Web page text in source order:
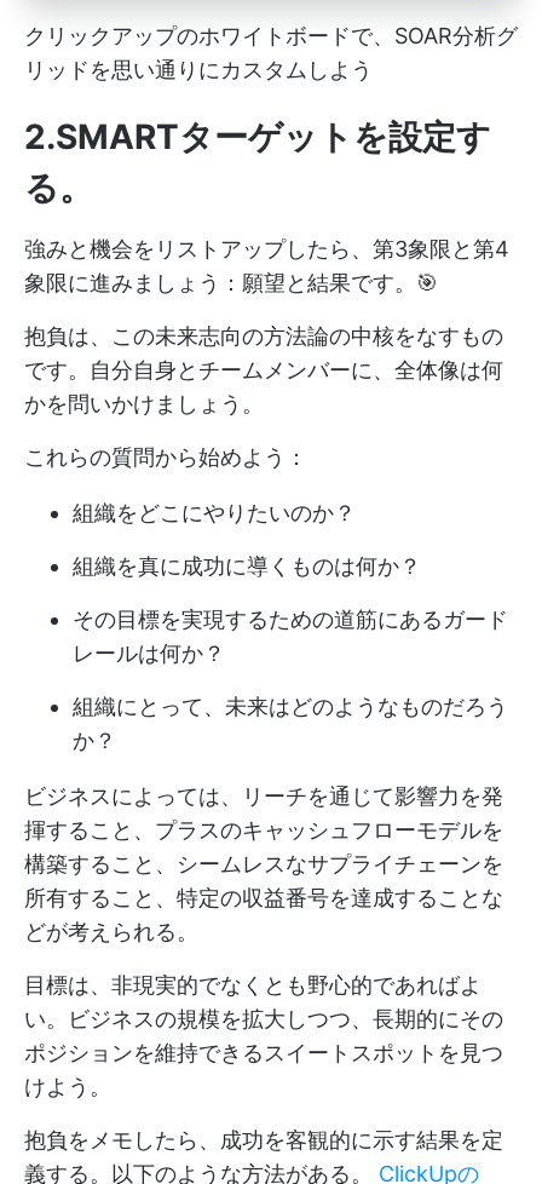
クリックアップのホワイトボードで、SOAR分析グ
リッドを思い通りにカスタムしよう
2.SMARTターゲットを設定す
る。
強みと機会をリストアップしたら、第3象限と第4
象限に進みましょう：願望と結果です。🎯
抱負は、この未来志向の方法論の中核をなすもの
です。自分自身とチームメンバーに、全体像は何
かを問いかけましょう。
これらの質問から始めよう：
組織をどこにやりたいのか？
組織を真に成功に導くものは何か？
その目標を実現するための道筋にあるガード
レールは何か？
組織にとって、未来はどのようなものだろう
か？
ビジネスによっては、リーチを通じて影響力を発
揮すること、プラスのキャッシュフローモデルを
構築すること、シームレスなサプライチェーンを
所有すること、特定の収益番号を達成することな
どが考えられる。
目標は、非現実的でなくとも野心的であればよ
い。ビジネスの規模を拡大しつつ、長期的にその
ポジションを維持できるスイートスポットを見つ
けよう。
抱負をメモしたら、成功を客観的に示す結果を定
義する。以下のような方法がある。 ClickUpの